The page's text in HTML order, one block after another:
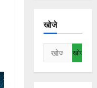
खोजे
निम्न
को
खोजें: